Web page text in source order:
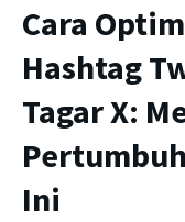
Cara
Hashtag
Tagar X:
Ini